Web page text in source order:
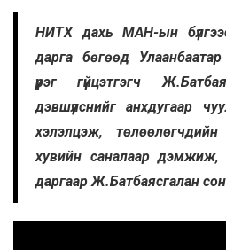
НИТХ дахь МАН-ын
дарга бөгөөд
үүрэг гүйцэтгэгч
дэвшүүлснийг анхдугаар
хэлэлцэж,
хувийн саналаар
даргаар Ж.Батбаясгалан